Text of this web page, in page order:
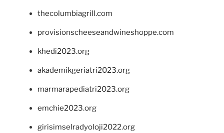
thecolumbiagrill.com
provisionscheeseandwineshoppe.com
khedi2023.org
akademikgeriatri2023.org
marmarapediatri2023.org
emchie2023.org
girisimselradyoloji2022.org